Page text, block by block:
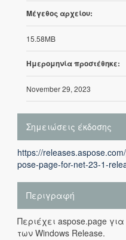
Μέγεθος αρχείου:
15.58MB
Ημερομηνία προστέθηκε:
November 29, 2023
Σημειώσεις έκδοσης
https://
pose-page-for-net-23-1-
Περιγραφή
Περιέχει aspose.page
των Windows Release.